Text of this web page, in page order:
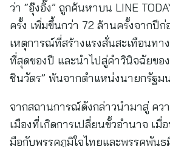
ว่า “อุ๊งอิ๊ง” ถูกค้นหาบน LINE
ครั้ง เพิ่มขึ้นกว่า 72 ล้านครั้งจากปี
เหตุการณ์ที่สร้างแรงสั่นสะเทือนทา
ที่สุดของปี และนำไปสู่คำวินิจฉัยขอ
ชินวัตร” พ้นจากตำแหน่งนายกรัฐม
จากสถานการณ์ดังกล่าวนำมาสู่ คว
เมืองที่เกิดการเปลี่ยนขั้วอำนาจ เมื่
มือกับพรรคภูมิใจไทยและพรรคพันธ